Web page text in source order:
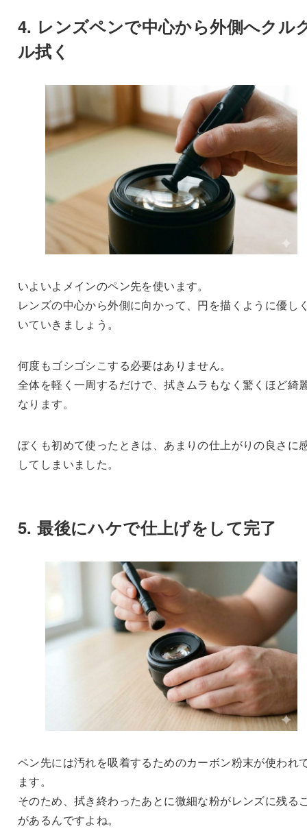
4. レンズペンで中心から外側へクル
ル拭く
いよいよメインのペン先を使います。
レンズの中心から外側に向かって、円を描くように優し
いていきましょう。
何度もゴシゴシこする必要はありません。
全体を軽く一周するだけで、拭きムラもなく驚くほど綺
なります。
ぼくも初めて使ったときは、あまりの仕上がりの良さに
してしまいました。
5. 最後にハケで仕上げをして完了
ペン先には汚れを吸着するためのカーボン粉末が使われ
ます。
そのため、拭き終わったあとに微細な粉がレンズに残る
があるんですよね。